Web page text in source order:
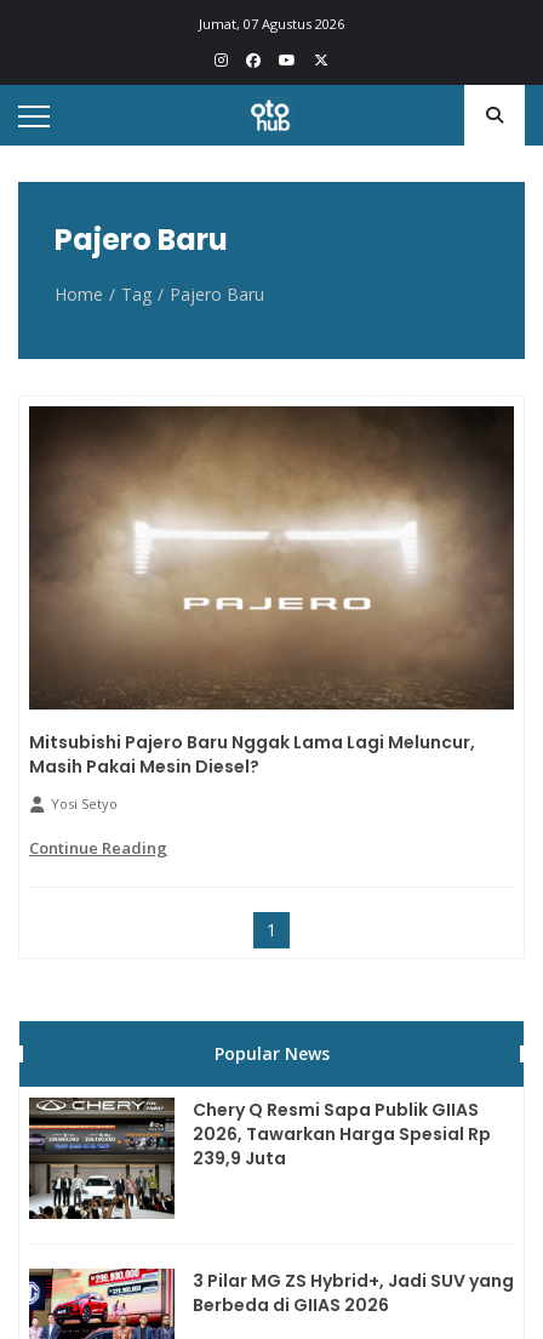
Jumat, 07 Agustus 2026
Otohub.co
Portal berita otomotif Indonesia terkini
Pajero Baru
Home Tag Pajero Baru
Mitsubishi Pajero Baru Nggak Lama Lagi Meluncur,
Masih Pakai Mesin Diesel?
Yosi Setyo
Continue Reading
1
Popular News
Chery Q Resmi Sapa Publik GIIAS
2026, Tawarkan Harga Spesial Rp
239,9 Juta
3 Pilar MG ZS Hybrid+, Jadi SUV yang
Berbeda di GIIAS 2026